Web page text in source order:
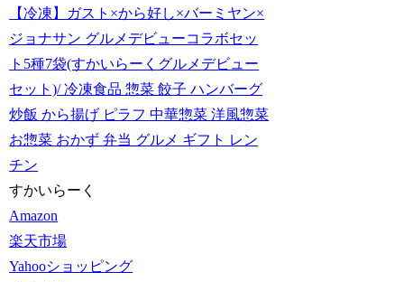
【冷凍】ガスト×から好し×バーミヤン×
ジョナサン グルメデビューコラボセッ
ト5種7袋(すかいらーくグルメデビュー
セット)/ 冷凍食品 惣菜 餃子 ハンバーグ
炒飯 から揚げ ピラフ 中華惣菜 洋風惣菜
お惣菜 おかず 弁当 グルメ ギフト レン
チン
すかいらーく
Amazon
楽天市場
Yahooショッピング